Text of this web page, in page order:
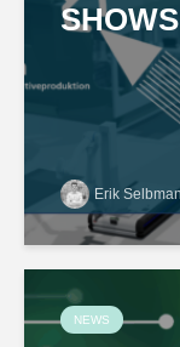
Erik
NEWS